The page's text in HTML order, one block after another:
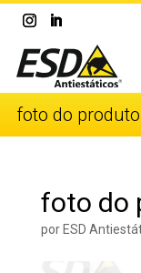
foto do
foto do
porESD